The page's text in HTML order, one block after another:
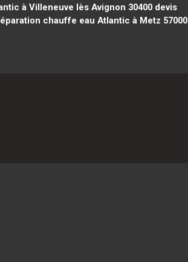
à Villeneuve lès Avignon 30400 devis
chauffe eau Atlantic à Metz 57000